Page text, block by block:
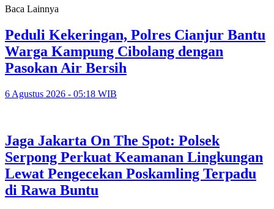
Baca Lainnya
Peduli Kekeringan, Polres Cianjur Bantu
Warga Kampung Cibolang dengan
Pasokan Air Bersih
6 Agustus 2026 - 05:18 WIB
Jaga Jakarta On The Spot: Polsek
Serpong Perkuat Keamanan Lingkungan
Lewat Pengecekan Poskamling Terpadu
di Rawa Buntu